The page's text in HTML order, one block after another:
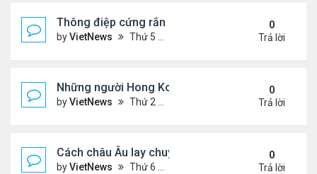
Thông điệp cứng rắn của ông Putin trong xung
byVietNews Thứ 5 Tháng 12 04, 2025 4:20 pm
0
Trả lời
Những người Hong Kong trắng tay sau thảm họa
byVietNews Thứ 2 Tháng 12 01, 2025 5:49 pm
0
Trả lời
Cách châu Âu lay chuyển Mỹ về kế hoạch hòa
byVietNews Thứ 6 Tháng 11 28, 2025 4:28 pm
0
Trả lời